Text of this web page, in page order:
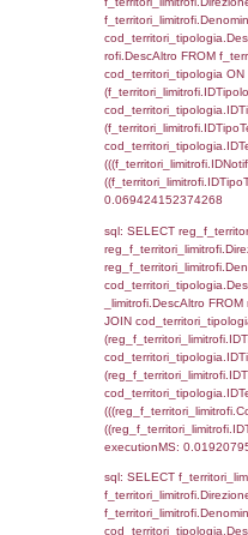
sql:
sql: